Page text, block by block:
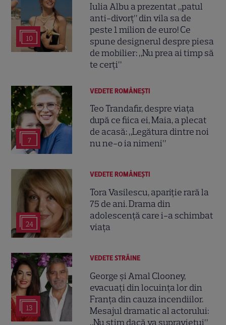
10
Iulia Albu a prezentat „patul
anti-divorț” din vila sa de
peste 1 milion de euro! Ce
spune designerul despre piesa
de mobilier: „Nu prea ai timp să
te cerți”
7
VEDETE ROMÂNEŞTI
Teo Trandafir, despre viața
după ce fiica ei, Maia, a plecat
de acasă: „Legătura dintre noi
nu ne-o ia nimeni”
24
VEDETE ROMÂNEŞTI
Tora Vasilescu, apariție rară la
75 de ani. Drama din
adolescență care i-a schimbat
viața
13
VEDETE STRĂINE
George și Amal Clooney,
evacuați din locuința lor din
Franța din cauza incendiilor.
Mesajul dramatic al actorului:
„Nu știm dacă va supraviețui”